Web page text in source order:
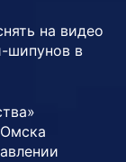
на видео
шипунов в